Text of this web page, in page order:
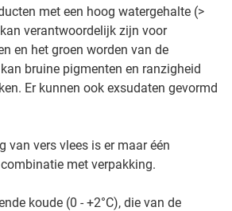
met een hoog watergehalte (>
verantwoordelijk zijn voor
en het groen worden van de
bruine pigmenten en ranzigheid
Er kunnen ook exsudaten gevormd
van vers vlees is er maar één
met verpakking.
koude (0 - +2°C), die van de